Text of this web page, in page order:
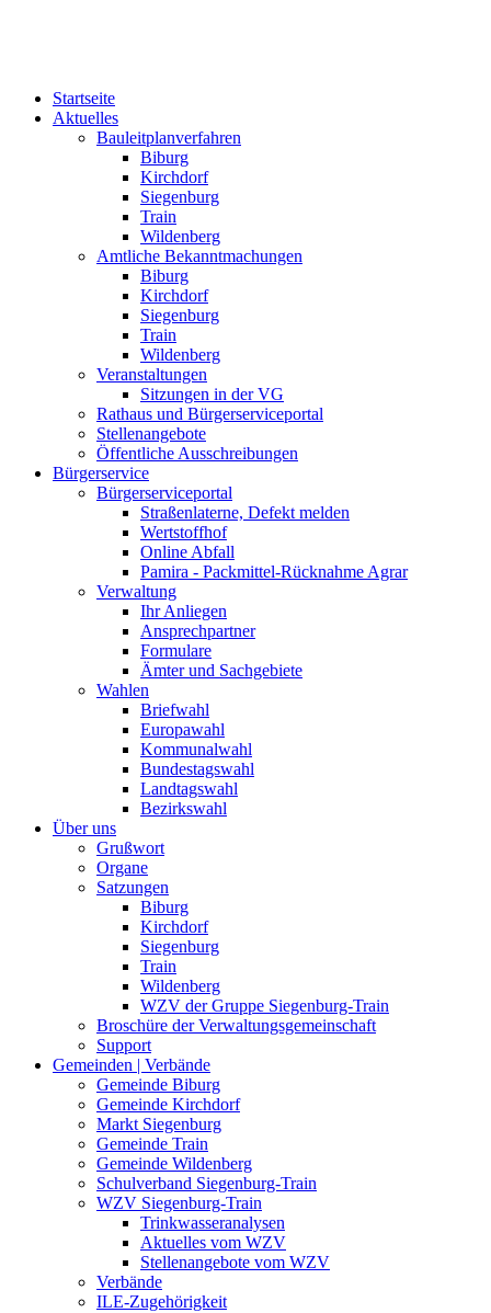
Startseite
Aktuelles
Bauleitplanverfahren
Biburg
Kirchdorf
Siegenburg
Train
Wildenberg
Amtliche Bekanntmachungen
Biburg
Kirchdorf
Siegenburg
Train
Wildenberg
Veranstaltungen
Sitzungen in der VG
Rathaus und Bürgerserviceportal
Stellenangebote
Öffentliche Ausschreibungen
Bürgerservice
Bürgerserviceportal
Straßenlaterne, Defekt melden
Wertstoffhof
Online Abfall
Pamira - Packmittel-Rücknahme Agrar
Verwaltung
Ihr Anliegen
Ansprechpartner
Formulare
Ämter und Sachgebiete
Wahlen
Briefwahl
Europawahl
Kommunalwahl
Bundestagswahl
Landtagswahl
Bezirkswahl
Über uns
Grußwort
Organe
Satzungen
Biburg
Kirchdorf
Siegenburg
Train
Wildenberg
WZV der Gruppe Siegenburg-Train
Broschüre der Verwaltungsgemeinschaft
Support
Gemeinden | Verbände
Gemeinde Biburg
Gemeinde Kirchdorf
Markt Siegenburg
Gemeinde Train
Gemeinde Wildenberg
Schulverband Siegenburg-Train
WZV Siegenburg-Train
Trinkwasseranalysen
Aktuelles vom WZV
Stellenangebote vom WZV
Verbände
ILE-Zugehörigkeit